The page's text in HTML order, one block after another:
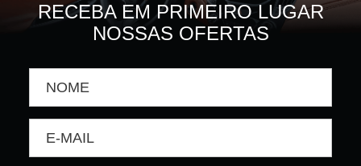
RECEBA EM PRIMEIRO LUGAR
NOSSAS OFERTAS